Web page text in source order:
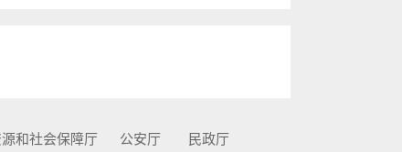
和社会保障厅 公安厅
民政厅